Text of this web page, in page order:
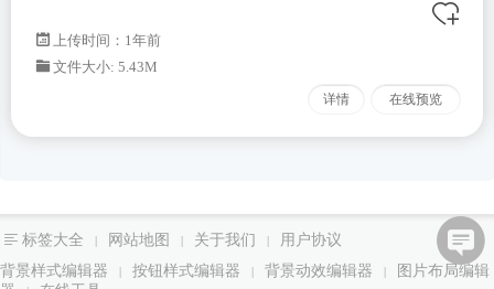
上传时间：1年前
文件大小: 5.43M
详情 在线预览
标签大全 | 网站地图 | 关于我们 |
用户协议
背景样式编辑器
| 按钮样式编辑器 | 背景动效编辑器 |
图片布局编辑